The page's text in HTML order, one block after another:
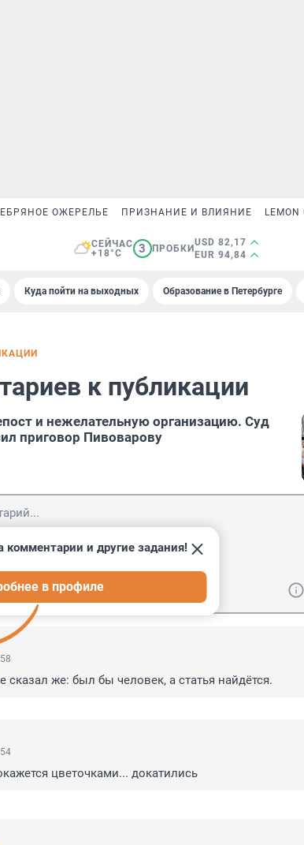
ОЖЕРЕЛЬЕ ПРИЗНАНИЕ И ВЛИЯНИЕ LEMON
СЕЙЧАС
+18°C
3 ПРОБКИ
USD 82,17
EUR 94,84
Куда пойти на выходных Образование в Петербурге
к публикации
и нежелательную организацию. Суд
приговор Пивоварову
комментарии и другие задания!
в профиле
сказал же: был бы человек, а статья найдётся.
цветочками... докатились